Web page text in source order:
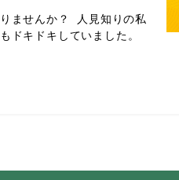
ませんか？ 人見知りの私
ドキドキしていました。